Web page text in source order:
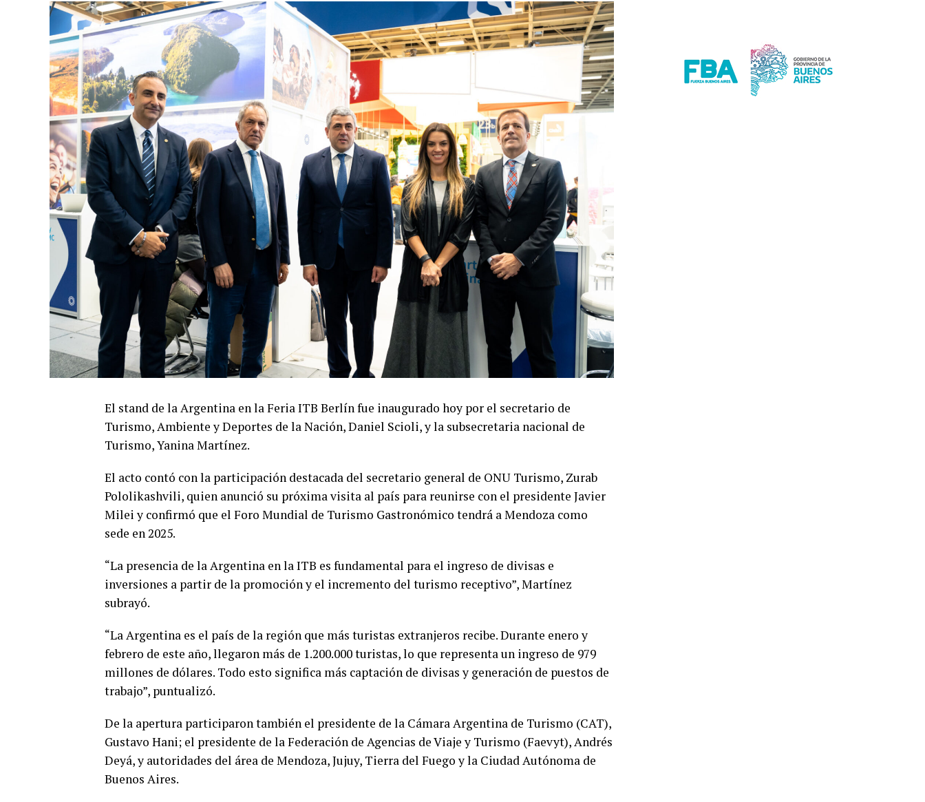
El stand de la Argentina en la Feria ITB Berlín fue inaugurado hoy por el secretario de
Turismo, Ambiente y Deportes de la Nación, Daniel Scioli, y la subsecretaria nacional de
Turismo, Yanina Martínez.
El acto contó con la participación destacada del secretario general de ONU Turismo, Zurab
Pololikashvili, quien anunció su próxima visita al país para reunirse con el presidente Javier
Milei y confirmó que el Foro Mundial de Turismo Gastronómico tendrá a Mendoza como
sede en 2025.
“La presencia de la Argentina en la ITB es fundamental para el ingreso de divisas e
inversiones a partir de la promoción y el incremento del turismo receptivo”, Martínez
subrayó.
“La Argentina es el país de la región que más turistas extranjeros recibe. Durante enero y
febrero de este año, llegaron más de 1.200.000 turistas, lo que representa un ingreso de 979
millones de dólares. Todo esto significa más captación de divisas y generación de puestos de
trabajo”, puntualizó.
De la apertura participaron también el presidente de la Cámara Argentina de Turismo (CAT),
Gustavo Hani; el presidente de la Federación de Agencias de Viaje y Turismo (Faevyt), Andrés
Deyá, y autoridades del área de Mendoza, Jujuy, Tierra del Fuego y la Ciudad Autónoma de
Buenos Aires.